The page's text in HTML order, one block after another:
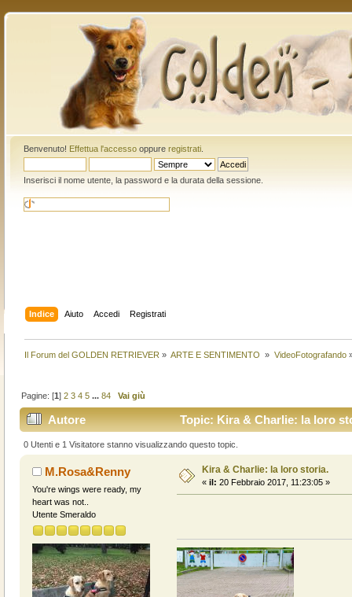
Benvenuto! Effettua l'accessooppure registrati.
Inserisci il nome utente, la password e la durata della sessione.
Indice Aiuto Accedi Registrati
Il Forum del GOLDEN RETRIEVER » ARTE E SENTIMENTO » VideoFotografando
Pagine: [1]2 3 4 5 ...84 Vai giù
Autore Topic: Kira & Charlie: la loro
0 Utenti e 1 Visitatore stanno visualizzando questo topic.
M.Rosa&Renny
You're wings were ready, my
heart was not..
Utente Smeraldo
Kira & Charlie: la loro storia.
« il: 20 Febbraio 2017, 11:23:05 »